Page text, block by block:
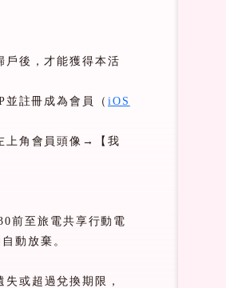
戶後，才能獲得本活
並註冊成為會員（iOS
上角會員頭像→【我
前至旅電共享行動電
動放棄。
或超過兌換期限，